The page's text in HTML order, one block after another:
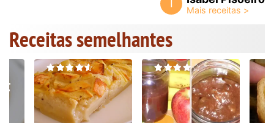
I
Receitas semelhantes